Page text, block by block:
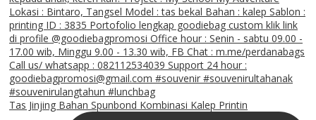
Tas Jinjing Bahan Spunbond Kombinasi Kalep Printin